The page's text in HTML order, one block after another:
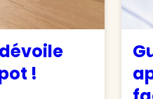
dévoile
!